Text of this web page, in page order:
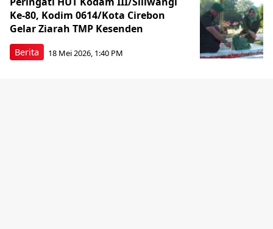
Berita
Ke-80, Kodim 0614/Kota Cirebon
Gelar Ziarah TMP Kesenden
18 Mei 2026, 1:40 PM